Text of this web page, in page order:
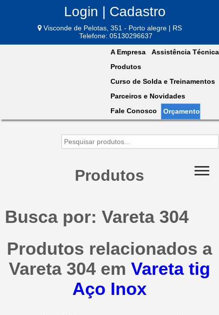
Login | Cadastro
Visconde de Pelotas, 351 - Porto alegre | RS
Telefone: 05130296637
A Empresa
Assistência Técnica
Produtos
Curso de Solda e Treinamentos
Parceiros e Novidades
Fale Conosco
Orçamento
Produtos
Busca por: Vareta 304
Produtos relacionados a
Vareta 304 em Vareta tig
Aço Inox